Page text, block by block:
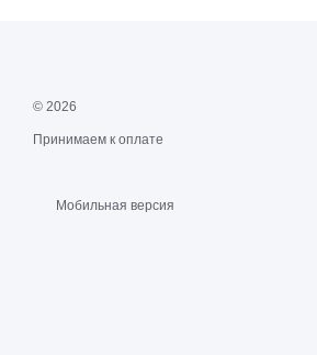
© 2026
Принимаем к оплате
Мобильная версия